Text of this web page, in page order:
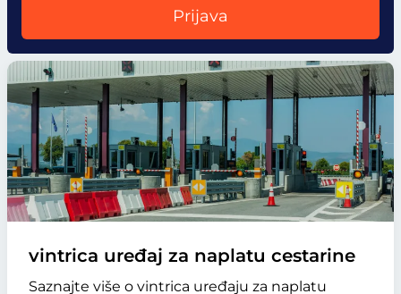
Prijava
vintrica uređaj za naplatu cestarine
Saznajte više o vintrica uređaju za naplatu